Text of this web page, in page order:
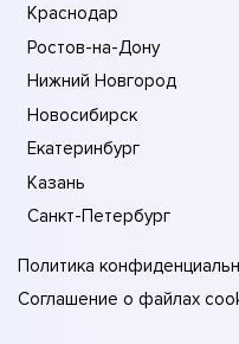
Краснодар
Ростов-на-Дону
Нижний Новгород
Новосибирск
Екатеринбург
Казань
Санкт-Петербург
Политика
Соглашение о файлах